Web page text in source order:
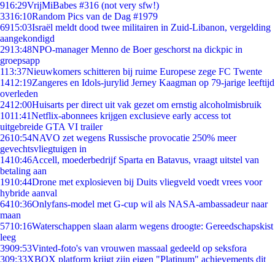
916:29VrijMiBabes #316 (not very sfw!)
3316:10Random Pics van de Dag #1979
6915:03Israël meldt dood twee militairen in Zuid-Libanon, vergelding
aangekondigd
2913:48NPO-manager Menno de Boer geschorst na dickpic in
groepsapp
113:37Nieuwkomers schitteren bij ruime Europese zege FC Twente
1412:19Zangeres en Idols-jurylid Jerney Kaagman op 79-jarige leeftijd
overleden
2412:00Huisarts per direct uit vak gezet om ernstig alcoholmisbruik
1011:41Netflix-abonnees krijgen exclusieve early access tot
uitgebreide GTA VI trailer
2610:54NAVO zet wegens Russische provocatie 250% meer
gevechtsvliegtuigen in
1410:46Accell, moederbedrijf Sparta en Batavus, vraagt uitstel van
betaling aan
1910:44Drone met explosieven bij Duits vliegveld voedt vrees voor
hybride aanval
6410:36Onlyfans-model met G-cup wil als NASA-ambassadeur naar
maan
5710:16Waterschappen slaan alarm wegens droogte: Gereedschapskist
leeg
3909:53Vinted-foto's van vrouwen massaal gedeeld op seksfora
309:33XBOX platform krijgt zijn eigen "Platinum" achievements dit